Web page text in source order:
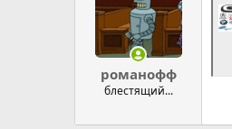
романофф
блестящий...